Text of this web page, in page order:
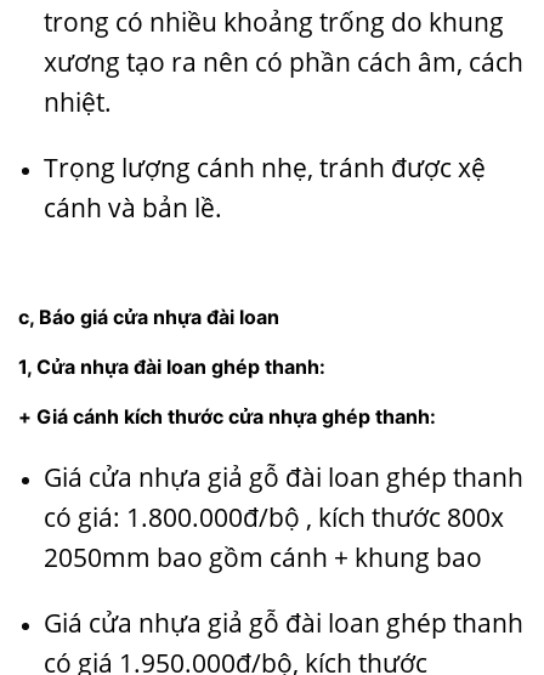
trong có nhiều khoảng trống do khung
xương tạo ra nên có phần cách âm, cách
nhiệt.
Trọng lượng cánh nhẹ, tránh được xệ
cánh và bản lề.
c, Báo giá cửa nhựa đài loan
1, Cửa nhựa đài loan ghép thanh:
+ Giá cánh kích thước cửa nhựa ghép thanh:
Giá cửa nhựa giả gỗ đài loan ghép thanh
có giá: 1.800.000đ/bộ , kích thước 800x
2050mm bao gồm cánh + khung bao
Giá cửa nhựa giả gỗ đài loan ghép thanh
có giá 1.950.000đ/bộ, kích thước